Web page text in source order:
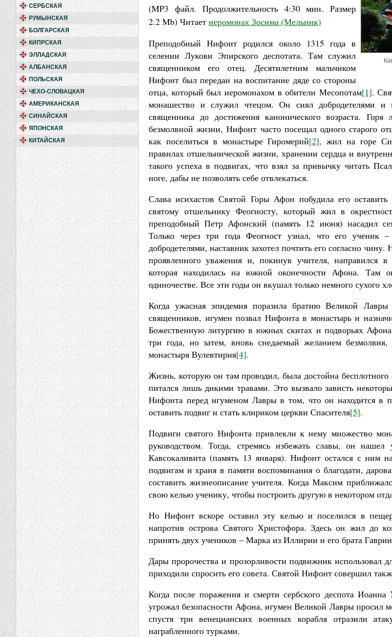
СЕРБСКАЯ
РУМЫНСКАЯ
БОЛГАРСКАЯ
КИПРСКАЯ
ЭЛЛАДСКАЯ
АЛБАНСКАЯ
ПОЛЬСКАЯ
ЧЕХО-СЛОВАЦКАЯ
АМЕРИКАНСКАЯ
СИНАЙСКАЯ
ЯПОНСКАЯ
КИТАЙСКАЯ
(MP3 файл. Продолжительность 4:30 мин.
Размер
2.2 Mb) Читает иеромонах Зосима (Мельник)
Преподобный Нифонт родился около 1315 года в
селении Лукови Эпирского деспотата. Там служил
священником его отец. Десятилетним мальчиком
Нифонт был передан на воспитание дяде со стороны
отца, который был иеромонахом в обители Месопотам[1].
монашество и служил чтецом. Он сиял добродетелями и
священника до достижения канонического возраста.
безмолвной жизни, Нифонт часто посещал одного старого
как поселиться в монастыре Гиромерий[2], жил на горе
правилах отшельнической жизни, хранении сердца и
такого успеха в подвигах, что взял за привычку читать
ноге, дабы не позволять себе отвлекаться.
Слава исихастов Святой Горы Афон побудила его
святому отшельнику Феогносту, который жил в
преподобный Петр Афонский (память 12 июня) насадил
Только через три года Феогност узнал, что его ученик
добродетелями, наставник захотел почтить его согласно
проявленного уважения и, покинув учителя, направился в
которая находилась на южной оконечности Афона. Там
одиночестве. Все эти годы он вкушал только немного сухого
Когда ужасная эпидемия поразила братию Великой
священников, игумен позвал Нифонта в монастырь и
Божественную литургию в южных скитах и подворьях
три года, но затем, вновь снедаемый желанием
монастыря Вулевтирия[4].
Жизнь, которую он там проводил, была достойна
питался лишь дикими травами. Это вызвало зависть
Нифонта перед игуменом Лавры в том, что он находится в
оставить подвиг и стать клириком церкви Спасителя[5].
Подвиги святого Нифонта привлекли к нему множество
руководством. Тогда, стремясь избежать славы, он
Кавсокаливита (память 13 января). Нифонт остался с ним
подвигам и храня в памяти воспоминания о благодати,
составить жизнеописание учителя. Когда Максим
свою келью ученику, чтобы построить другую в некотором
Но Нифонт вскоре оставил эту келью и поселился в
напротив острова Святого Христофора. Здесь он жил до
принять двух учеников – Марка из Иллирии и его брата
Дары пророчества и прозорливости подвижник использовал
приходили спросить его совета. Святой Нифонт совершил
Когда после поражения и смерти сербского деспота
угрожал безопасности Афона, игумен Великой Лавры просил
спустя три венецианских военных корабля отразили
награбленного турками.